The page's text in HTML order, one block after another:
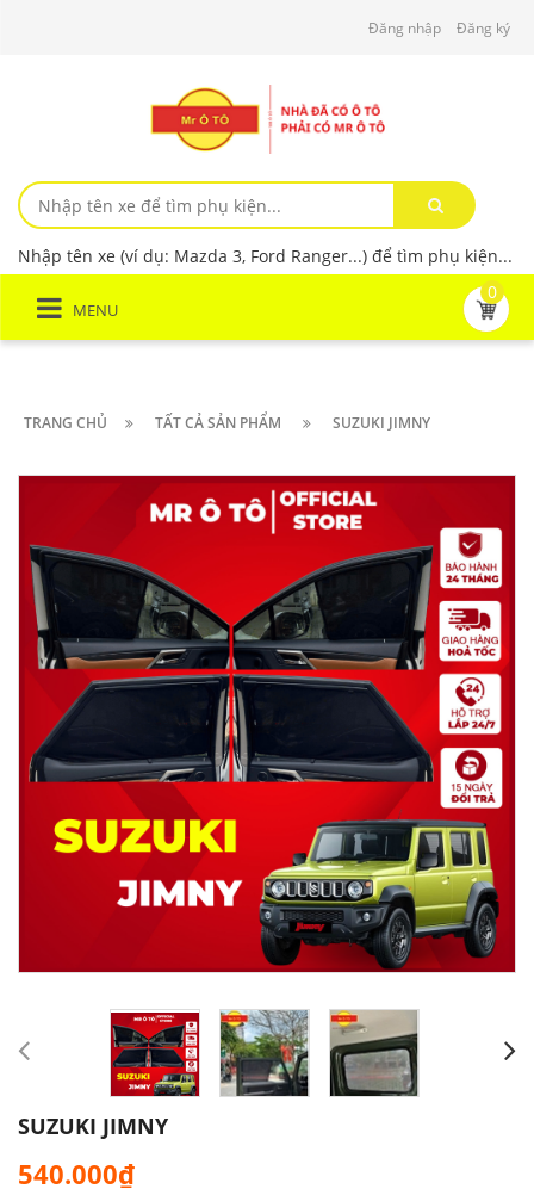
Đăng nhập Đăng ký
Nhập tên xe (ví dụ: Mazda 3, Ford Ranger...) để tìm phụ kiện...
MENU
0
TRANG CHỦ TẤT CẢ SẢN PHẨM SUZUKI JIMNY
SUZUKI JIMNY
540.000₫